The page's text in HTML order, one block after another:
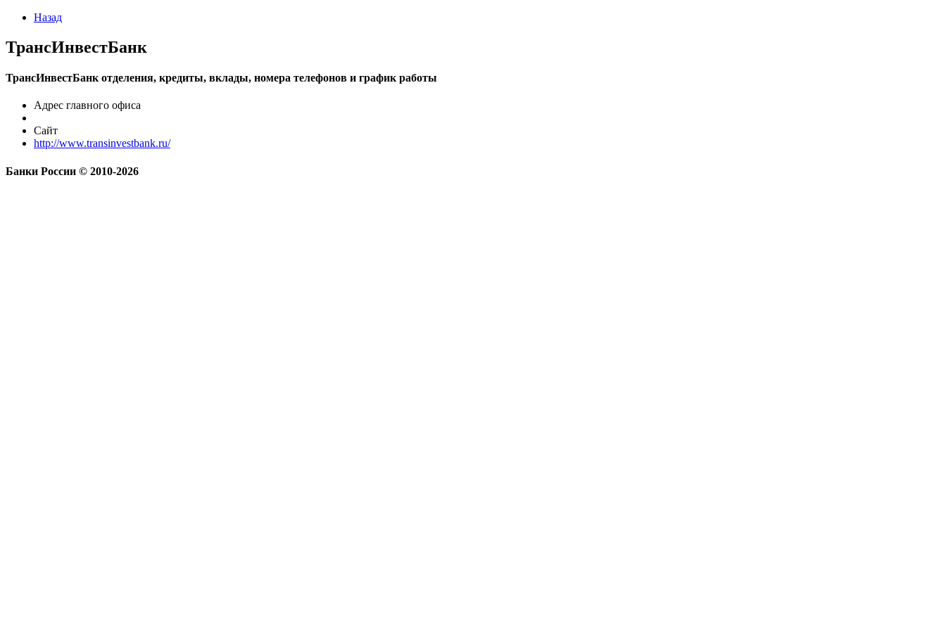
Назад
ТрансИнвестБанк
ТрансИнвестБанк отделения, кредиты, вклады, номера телефонов и график работы
Адрес главного офиса
Сайт
http://www.transinvestbank.ru/
Банки России © 2010-2026